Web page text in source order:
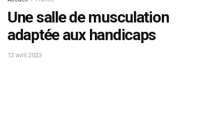
Une salle de musculation
adaptée aux handicaps
12 avril 2023